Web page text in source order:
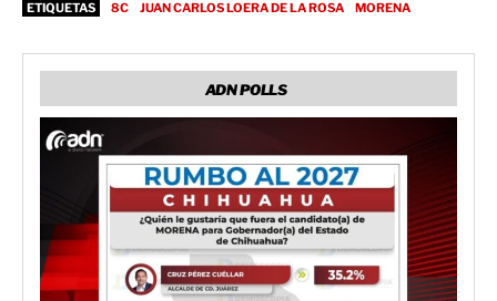
ETIQUETAS 8C JUAN CARLOS LOERA DE LA ROSA MORENA
ADN POLLS